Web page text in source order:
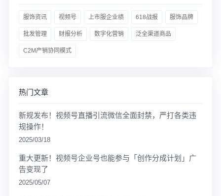
服饰资讯 视频号 上市服企业绩 618战报 服饰品牌
批发管理 财报分析 数字化营销 泛全渠道商品
C2M产销协同模式
热门文章
新规发布！视频号直播引流微信全面封禁，严打各类违
规操作！
2025/03/18
重大更新！视频号企业号也能参与「创作分成计划」广
告变现了
2025/05/07